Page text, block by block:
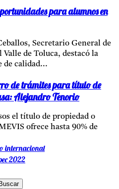
para alumnos en
Secretario General de
Valle de Toluca, destacó la
de calidad...
de trámites para título de
Alejandro Tenorio
el título de propiedad o
ofrece hasta 90% de
internacional
2022